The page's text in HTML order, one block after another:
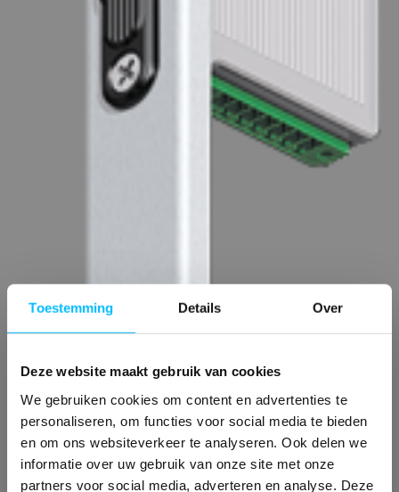
Toestemming Details Over
Deze website maakt gebruik van cookies
We gebruiken cookies om content en advertenties te
personaliseren, om functies voor social media te bieden
en om ons websiteverkeer te analyseren. Ook delen we
informatie over uw gebruik van onze site met onze
partners voor social media, adverteren en analyse. Deze